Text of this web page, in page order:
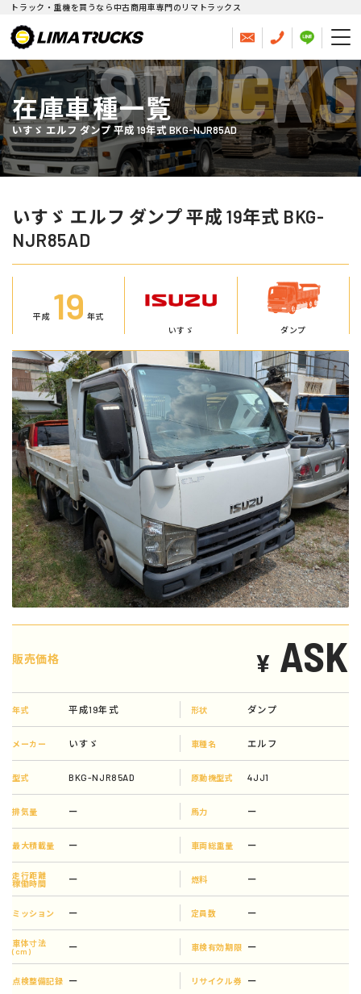
トラック・重機を買うなら中古商用車専門のリマトラックス
在庫車種一覧
いすゞ エルフ ダンプ 平成 19年式 BKG-NJR85AD
STOCKS
いすゞ エルフ ダンプ 平成 19年式 BKG-
NJR85AD
平成 19 年式
いすゞ
ダンプ
販売価格 ¥ ASK
年式 平成19年式 形状 ダンプ
メーカー いすゞ 車種名 エルフ
型式 BKG-NJR85AD 原動機型式 4JJ1
排気量 ー 馬力 ー
最大積載量 ー 車両総重量 ー
走行距離
稼働時間
ー 燃料 ー
ミッション ー 定員数 ー
車体寸法
(cm)
ー 車検有効期限 ー
点検整備記録 ー リサイクル券 ー